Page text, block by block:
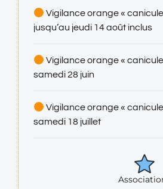
Vigilance orange «
jusqu’au jeudi 14 août inclus
Vigilance orange «
samedi 28 juin
Vigilance orange «
samedi 18 juillet